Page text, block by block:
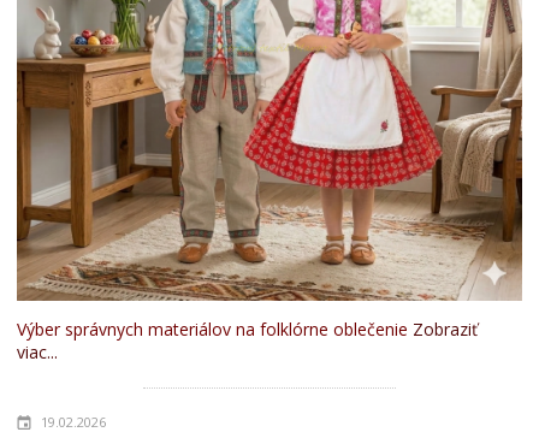
Výber správnych materiálov na folklórne oblečenie Zobraziť
viac...
19.02.2026